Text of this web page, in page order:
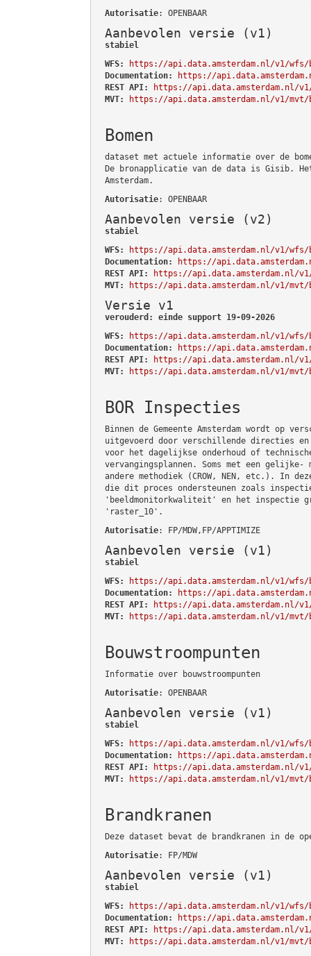
Autorisatie: OPENBAAR
Aanbevolen versie (v1)
stabiel
WFS:
https://api.data.amsterdam.nl/v1/wfs/
Documentation:
https://
REST API:
https://api.data.amsterdam.nl/v1/
MVT:
https://api.data.amsterdam.nl/v1/mvt/
Bomen
dataset met actuele informatie over de
De bronapplicatie van de data is Gisib. Het
Amsterdam.
Autorisatie: OPENBAAR
Aanbevolen versie (v2)
stabiel
WFS:
https://api.data.amsterdam.nl/v1/wfs/
Documentation:
https://
REST API:
https://api.data.amsterdam.nl/v1/
MVT:
https://api.data.amsterdam.nl/v1/mvt/
Versie v1
verouderd: einde support 19-09-2026
WFS:
https://api.data.amsterdam.nl/v1/wfs/
Documentation:
https://
REST API:
https://api.data.amsterdam.nl/v1/
MVT:
https://api.data.amsterdam.nl/v1/mvt/
BOR Inspecties
Binnen de Gemeente Amsterdam wordt op
uitgevoerd door verschillende directies
voor het dagelijkse onderhoud of
vervangingsplannen. Soms met een gelijke-
andere methodiek (CROW, NEN, etc.). In
die dit proces ondersteunen zoals
'beeldmonitorkwaliteit' en het inspectie
'raster_10'.
Autorisatie: FP/MDW,FP/APPTIMIZE
Aanbevolen versie (v1)
stabiel
WFS:
https://api.data.amsterdam.nl/v1/wfs/
Documentation:
https://
REST API:
https://api.data.amsterdam.nl/
MVT:
https://api.data.amsterdam.nl/v1/mvt/
Bouwstroompunten
Informatie over bouwstroompunten
Autorisatie: OPENBAAR
Aanbevolen versie (v1)
stabiel
WFS:
https://api.data.amsterdam.nl/v1/wfs/
Documentation:
https://
REST API:
https://api.data.amsterdam.nl/v1/
MVT:
https://api.data.amsterdam.nl/v1/mvt/
Brandkranen
Deze dataset bevat de brandkranen in de
Autorisatie: FP/MDW
Aanbevolen versie (v1)
stabiel
WFS:
https://api.data.amsterdam.nl/v1/wfs/
Documentation:
https://
REST API:
https://api.data.amsterdam.nl/
MVT:
https://api.data.amsterdam.nl/v1/mvt/